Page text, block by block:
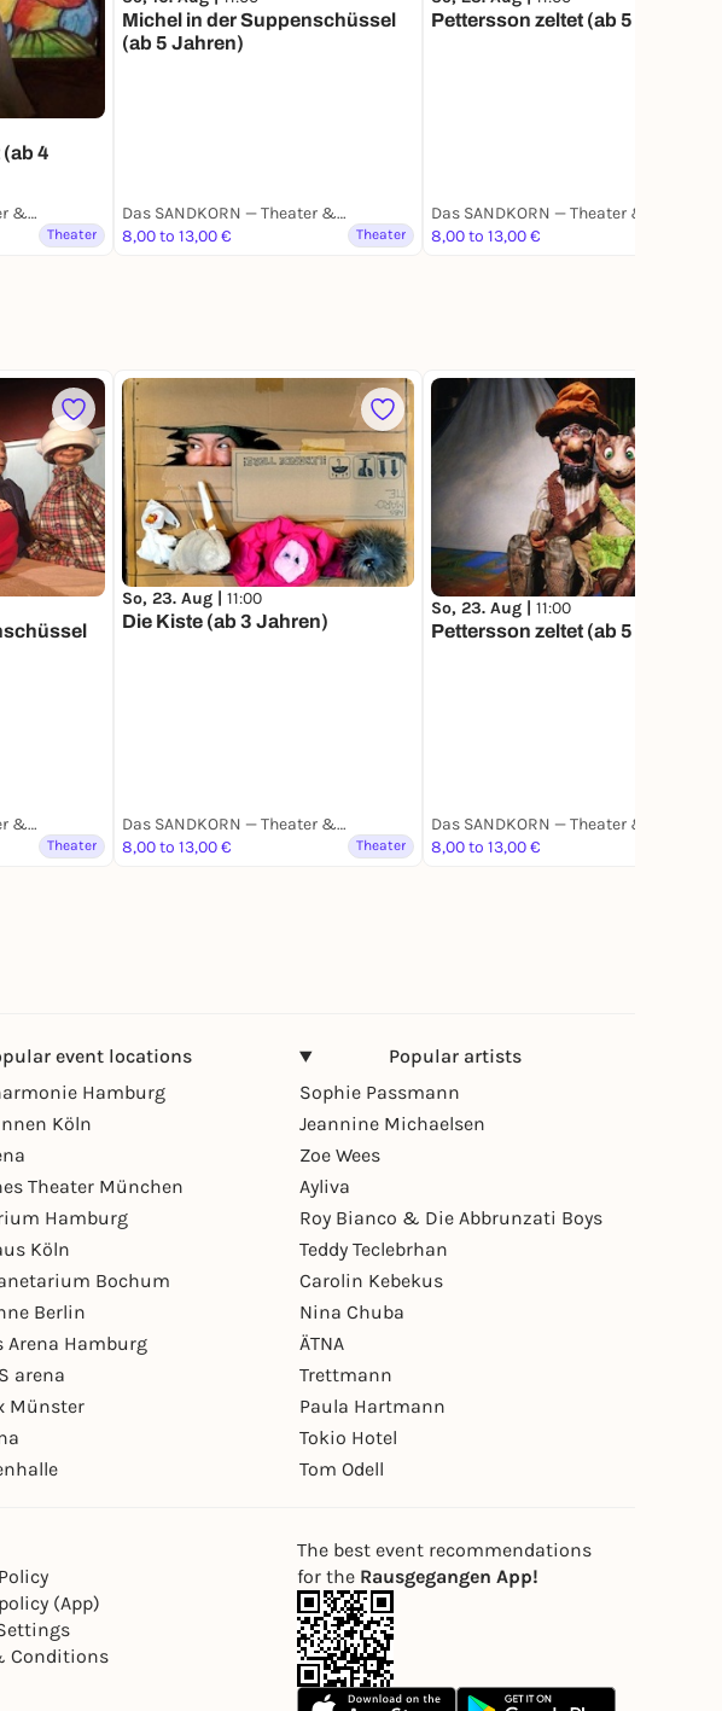
4
Das SANDKORN — Theater & Mehr
Theater
Michel in der Suppenschüssel
(ab 5 Jahren)
Das SANDKORN — Theater & Mehr
8,00 to 13,00 €
Theater
Pettersson zeltet (ab 5 Jahren)
8,00 to 13,00 €
Das SANDKORN — Theater & Mehr
Theater
So, 23. Aug | 11:00
Die Kiste (ab 3 Jahren)
Das SANDKORN — Theater & Mehr
8,00 to 13,00 €
Theater
So, 23. Aug | 11:00
Pettersson zeltet (ab 5 Jahren)
8,00 to 13,00 €
event locations
Hamburg
Köln
Theater München
Hamburg
Köln
Bochum
Berlin
Arena Hamburg
arena
Münster
Popular artists
Sophie Passmann
Jeannine Michaelsen
Zoe Wees
Ayliva
Roy Bianco & Die Abbrunzati Boys
Teddy Teclebrhan
Carolin Kebekus
Nina Chuba
ÄTNA
Trettmann
Paula Hartmann
Tokio Hotel
Tom Odell
(App)
Conditions
The best event recommendations
for the Rausgegangen App!